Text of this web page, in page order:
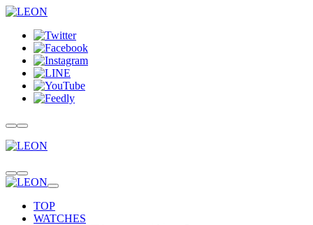
TOP
WATCHES